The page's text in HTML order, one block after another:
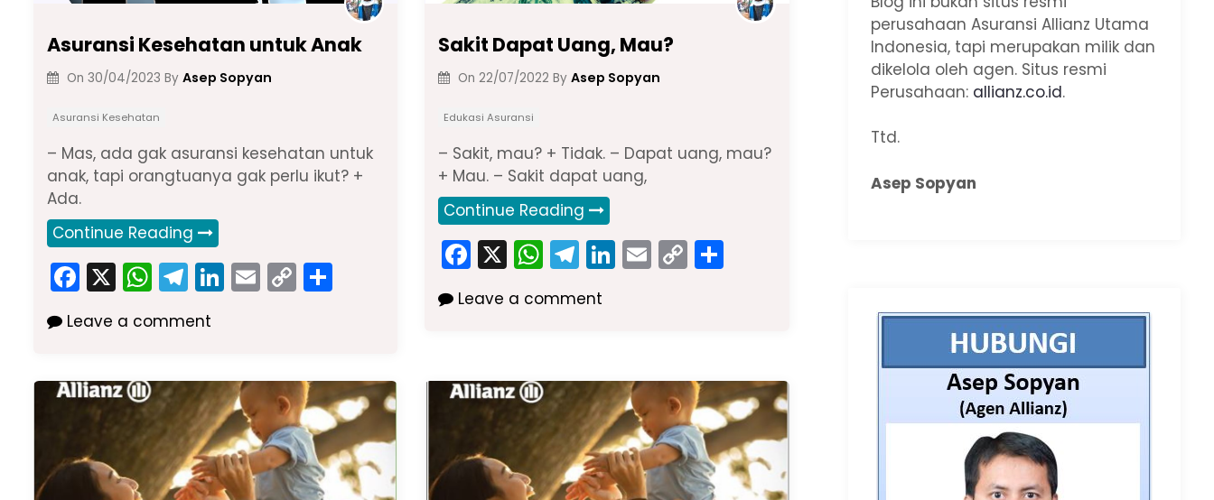
Asuransi Kesehatan untuk Anak
On 30/04/2023 By Asep Sopyan
Asuransi Kesehatan
– Mas, ada gak asuransi kesehatan untuk
anak, tapi orangtuanya gak perlu ikut? +
Ada.
Continue Reading
F
a
c
b
o
o
k
X W
h
a
A
p
p
T
el
e
a
m
Li
n
dI
n
E
m
C
o
Li
n
k
Leave a comment
Sakit Dapat Uang, Mau?
On 22/07/2022 By Asep Sopyan
Edukasi Asuransi
– Sakit, mau? + Tidak. – Dapat uang, mau?
+ Mau. – Sakit dapat uang,
Continue Reading
F
a
c
b
o
o
k
X W
h
a
A
p
p
T
el
e
a
m
Li
n
dI
n
E
m
C
o
Li
n
k
Leave a comment
perusahaan Asuransi Allianz Utama
Indonesia, tapi merupakan milik dan
dikelola oleh agen. Situs resmi
Perusahaan: allianz.co.id.
Ttd.
Asep Sopyan